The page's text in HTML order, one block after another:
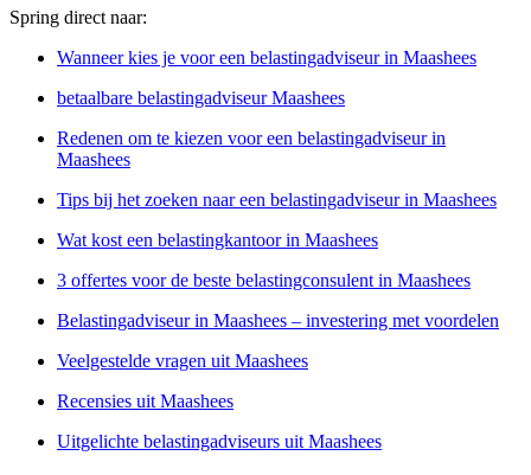
Spring direct naar:
Wanneer kies je voor een belastingadviseur in Maashees
betaalbare belastingadviseur Maashees
Redenen om te kiezen voor een belastingadviseur in
Maashees
Tips bij het zoeken naar een belastingadviseur in Maashees
Wat kost een belastingkantoor in Maashees
3 offertes voor de beste belastingconsulent in Maashees
Belastingadviseur in Maashees – investering met voordelen
Veelgestelde vragen uit Maashees
Recensies uit Maashees
Uitgelichte belastingadviseurs uit Maashees